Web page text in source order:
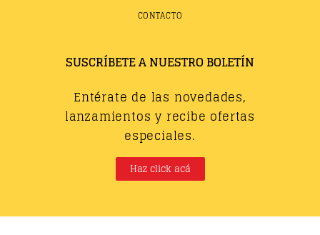
CONTACTO
SUSCRÍBETE A NUESTRO BOLETÍN
Entérate de las novedades,
lanzamientos y recibe ofertas
especiales.
Haz click acá